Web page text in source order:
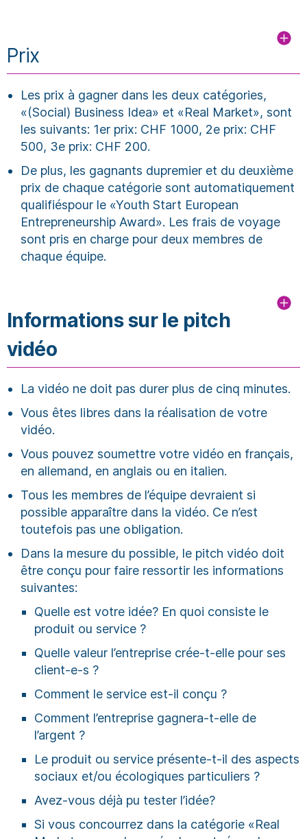
Prix
Les prix à gagner dans les deux catégories,
«(Social) Business Idea» et «Real Market», sont
les suivants: 1er prix: CHF 1000, 2e prix: CHF
500, 3e prix: CHF 200.
De plus, les gagnants dupremier et du deuxième
prix de chaque catégorie sont automatiquement
qualifiéspour le «Youth Start European
Entrepreneurship Award». Les frais de voyage
sont pris en charge pour deux membres de
chaque équipe.
Informations sur le pitch
vidéo
La vidéo ne doit pas durer plus de cinq minutes.
Vous êtes libres dans la réalisation de votre
vidéo.
Vous pouvez soumettre votre vidéo en français,
en allemand, en anglais ou en italien.
Tous les membres de l’équipe devraient si
possible apparaître dans la vidéo. Ce n’est
toutefois pas une obligation.
Dans la mesure du possible, le pitch vidéo doit
être conçu pour faire ressortir les informations
suivantes:
Quelle est votre idée? En quoi consiste le
produit ou service ?
Quelle valeur l’entreprise crée-t-elle pour ses
client-e-s ?
Comment le service est-il conçu ?
Comment l’entreprise gagnera-t-elle de
l’argent ?
Le produit ou service présente-t-il des aspects
sociaux et/ou écologiques particuliers ?
Avez-vous déjà pu tester l’idée?
Si vous concourrez dans la catégorie «Real